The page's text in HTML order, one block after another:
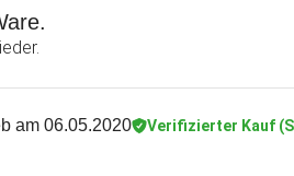
am 06.05.2020 Verifizierter Kauf